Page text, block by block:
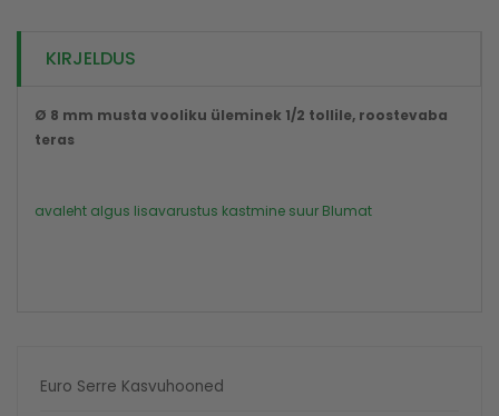
Euro Serre Kasvuhooned
KIRJELDUS
Ø 8 mm musta vooliku üleminek 1/2 tollile, roostevaba
teras
avaleht algus lisavarustus kastmine suur Blumat